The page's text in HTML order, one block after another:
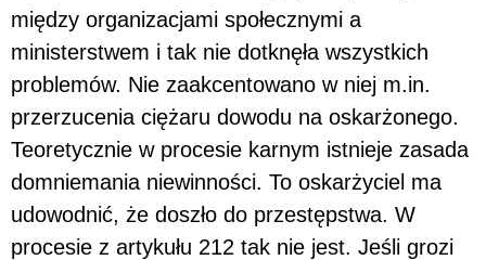
między organizacjami społecznymi a
ministerstwem i tak nie dotknęła wszystkich
problemów. Nie zaakcentowano w niej m.in.
przerzucenia ciężaru dowodu na oskarżonego.
Teoretycznie w procesie karnym istnieje zasada
domniemania niewinności. To oskarżyciel ma
udowodnić, że doszło do przestępstwa. W
procesie z artykułu 212 tak nie jest. Jeśli grozi